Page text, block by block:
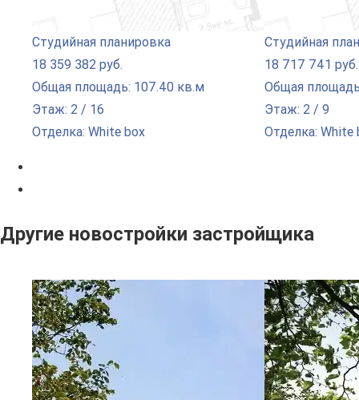
Студийная планировка
18 359 382 руб.
Общая площадь: 107.40 кв.м
Этаж: 2 / 16
Отделка: White box
Студийная
18 717 741 руб.
Общая
Этаж: 2 / 9
Отделка: White
Другие новостройки застройщика